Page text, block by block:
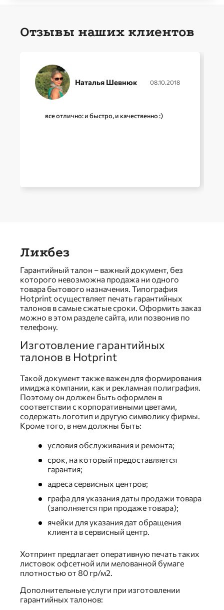
Отзывы наших клиентов
Наталья Шевнюк 08.10.2018
все отлично: и быстро, и качественно :)
Ликбез
Гарантийный талон – важный документ, без
которого невозможна продажа ни одного
товара бытового назначения. Типография
Hotprint осуществляет печать гарантийных
талонов в самые сжатые сроки. Оформить заказ
можно в этом разделе сайта, или позвонив по
телефону.
Изготовление гарантийных
талонов в Hotprint
Такой документ также важен для формирования
имиджа компании, как и рекламная полиграфия.
Поэтому он должен быть оформлен в
соответствии с корпоративными цветами,
содержать логотип и другую символику фирмы.
Кроме того, в нем должны быть:
условия обслуживания и ремонта;
срок, на который предоставляется
гарантия;
адреса сервисных центров;
графа для указания даты продажи товара
(заполняется при продаже товара);
ячейки для указания дат обращения
клиента в сервисный центр.
Хотпринт предлагает оперативную печать таких
листовок офсетной или мелованной бумаге
плотностью от 80 гр/м2.
Дополнительные услуги при изготовлении
гарантийных талонов: